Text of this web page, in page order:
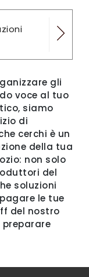
gli
voce al tuo
siamo
di
cerchi è un
della tua
non solo
del
soluzioni
le tue
del nostro